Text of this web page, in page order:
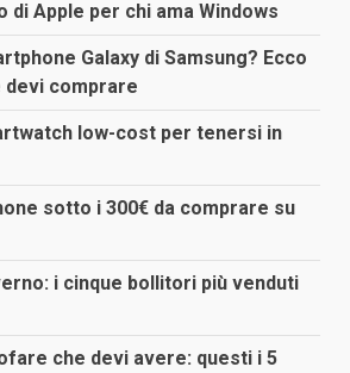
di Apple per chi ama Windows
Galaxy di Samsung? Ecco
comprare
low-cost per tenersi in
sotto i 300€ da comprare su
i cinque bollitori più venduti
che devi avere: questi i 5